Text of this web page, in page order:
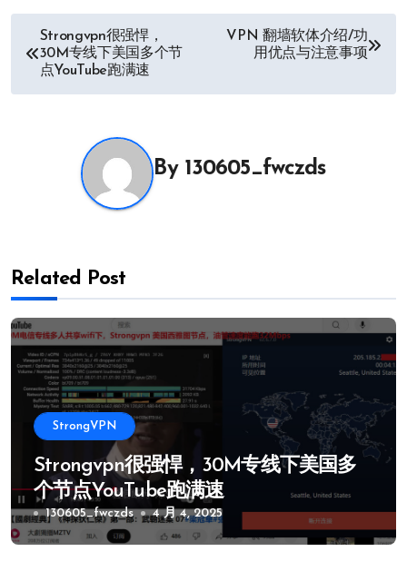
Strongvpn很强悍，
30M专线下美国多个节
点YouTube跑满速
VPN 翻墙软体介绍/功
用优点与注意事项
By 130605_fwczds
Related Post
StrongVPN
Strongvpn很强悍，30M专线下美国多
个节点YouTube跑满速
130605_fwczds 4 月 4, 2025